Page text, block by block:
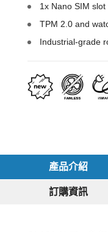
1x Nano SIM slot
TPM 2.0 and
Industrial-grade
產品介紹
訂購資訊